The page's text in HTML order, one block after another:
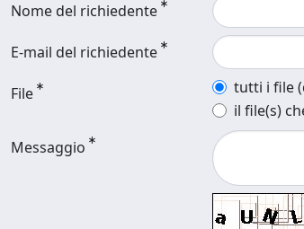
Nome del richiedente
E-mail del richiedente
File
tutti i file
il file(s)
Messaggio